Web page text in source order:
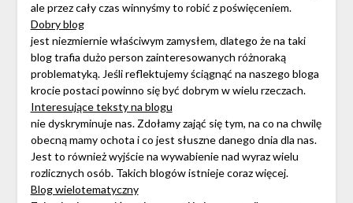
ale przez cały czas winnyśmy to robić z poświęceniem.
Dobry blog
jest niezmiernie właściwym zamysłem, dlatego że na taki
blog trafia dużo person zainteresowanych różnoraką
problematyką. Jeśli reflektujemy ściągnąć na naszego bloga
krocie postaci powinno się być dobrym w wielu rzeczach.
Interesujące teksty na blogu
nie dyskryminuje nas. Zdołamy zająć się tym, na co na chwilę
obecną mamy ochota i co jest słuszne danego dnia dla nas.
Jest to również wyjście na wywabienie nad wyraz wielu
rozlicznych osób. Takich blogów istnieje coraz więcej.
Blog wielotematyczny